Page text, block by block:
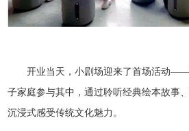
开业当天，小剧场迎来了首场活动
子家庭参与其中，通过聆听经典绘本故事
沉浸式感受传统文化魅力。